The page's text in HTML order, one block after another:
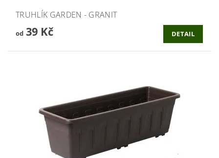
TRUHLÍK GARDEN - GRANIT
od39 Kč DETAIL